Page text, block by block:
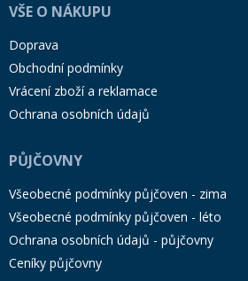
VŠE O NÁKUPU
Doprava
Obchodní podmínky
Vrácení zboží a reklamace
Ochrana osobních údajů
PŮJČOVNY
Všeobecné podmínky půjčoven - zima
Všeobecné podmínky půjčoven - léto
Ochrana osobních údajů - půjčovny
Ceníky půjčovny